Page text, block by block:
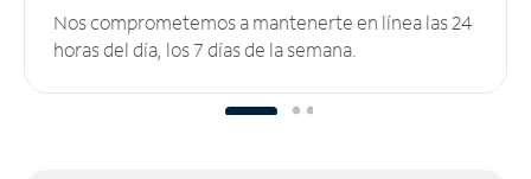
Nos comprometemos a mantenerte en línea las 24
horas del día, los 7 días de la semana.